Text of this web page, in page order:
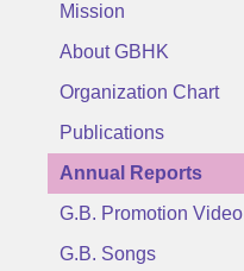
Mission
About GBHK
Organization Chart
Publications
Annual Reports
G.B. Promotion Video
G.B. Songs